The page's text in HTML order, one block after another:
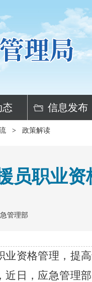
态 信息发布
> 政策解读
员职业
管理部
业资格管理，提
近日，应急管理